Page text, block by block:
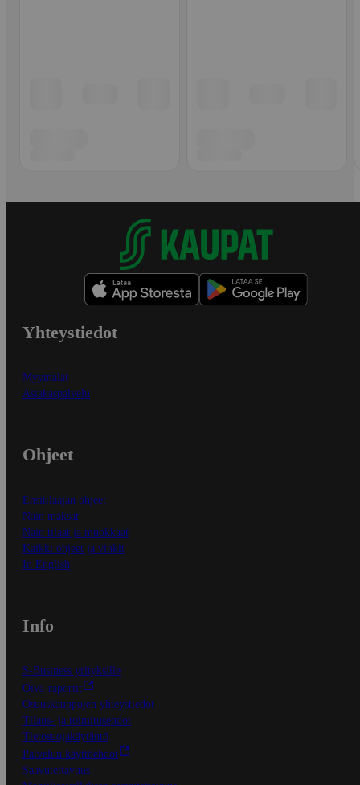
Yhteystiedot
Myymälät
Asiakaspalvelu
Ohjeet
Ensitilaajan ohjeet
Näin maksat
Näin tilaat ja muokkaat
Kaikki ohjeet ja vinkit
In English
Info
S-Business yrityksille
Oiva-raportit
Osuuskauppojen yhteystiedot
Tilaus- ja toimitusehdot
Tietosuojakäytäntö
Palvelun käyttöehdot
Saavutettavuus